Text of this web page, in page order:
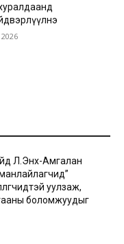
Л.Энх-Амгалан
уулзаж,
боломжуудыг